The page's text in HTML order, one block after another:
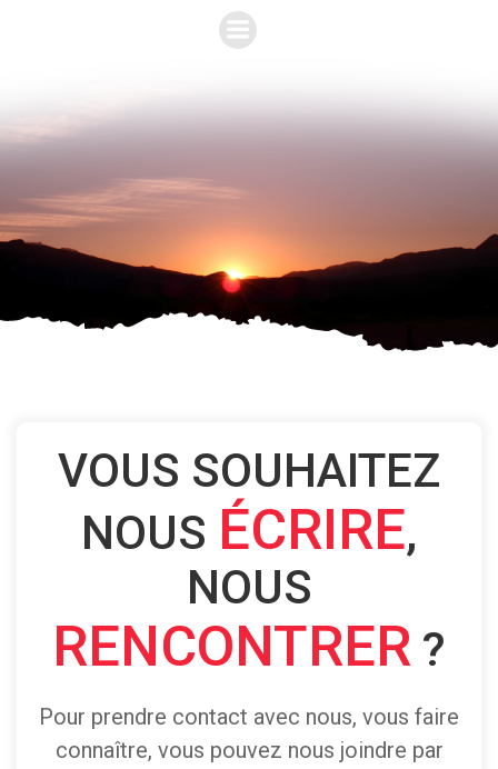
Aller
au
VOUS SOUHAITEZ
NOUS ÉCRIRE,
NOUS
RENCONTRER ?
Pour prendre contact avec nous, vous faire
connaître, vous pouvez nous joindre par